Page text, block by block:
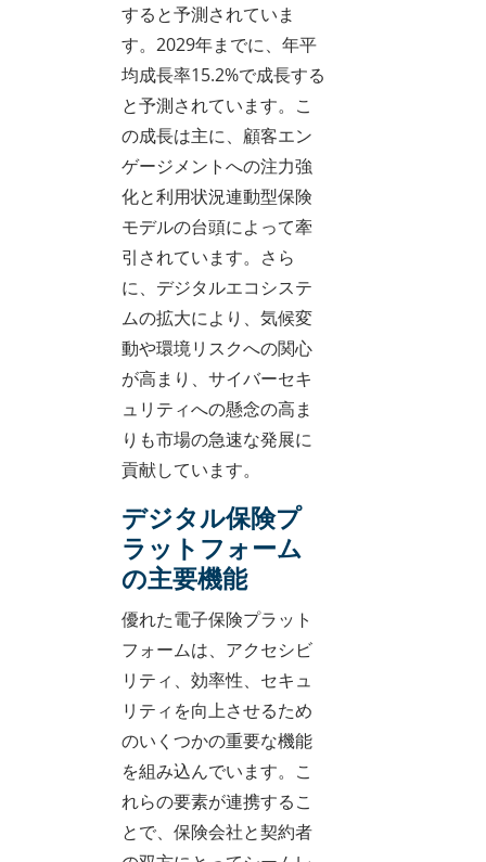
すると予測されていま
す。2029年までに、年平
均成長率15.2%で成長する
と予測されています。こ
の成長は主に、顧客エン
ゲージメントへの注力強
化と利用状況連動型保険
モデルの台頭によって牽
引されています。さら
に、デジタルエコシステ
ムの拡大により、気候変
動や環境リスクへの関心
が高まり、サイバーセキ
ュリティへの懸念の高ま
りも市場の急速な発展に
貢献しています。
デジタル保険プ
ラットフォーム
の主要機能
優れた電子保険プラット
フォームは、アクセシビ
リティ、効率性、セキュ
リティを向上させるため
のいくつかの重要な機能
を組み込んでいます。こ
れらの要素が連携するこ
とで、保険会社と契約者